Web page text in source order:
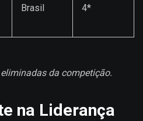
Brasil 4*
da competição.
na Liderança